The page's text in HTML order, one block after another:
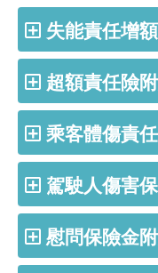
失能責任增
超額責任險
乘客體傷責
駕駛人傷害
慰問保險金